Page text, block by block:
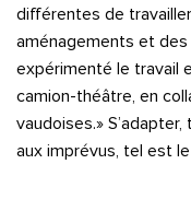
différentes de
aménagements et
expérimenté le travail
camion-théâtre, en
vaudoises.»
aux imprévus, tel est